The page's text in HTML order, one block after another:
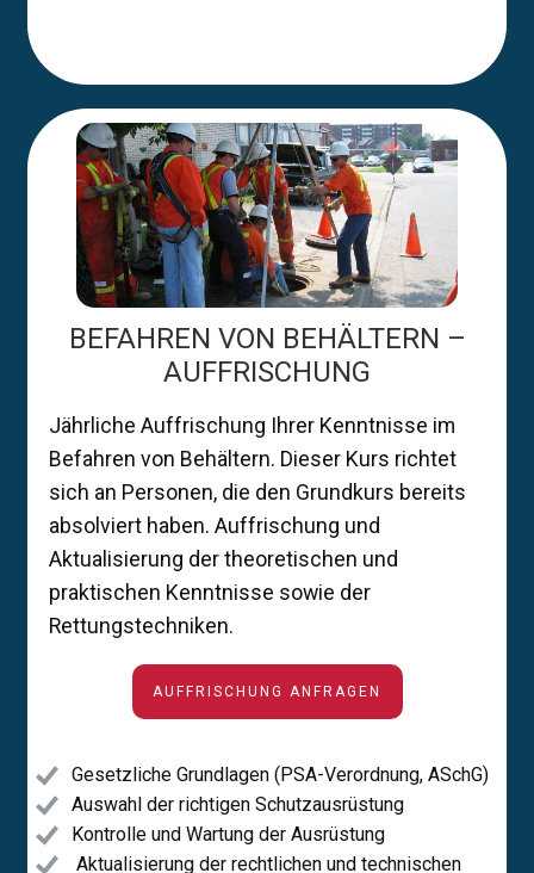
BEFAHREN VON BEHÄLTERN –
AUFFRISCHUNG
Jährliche Auffrischung Ihrer Kenntnisse im
Befahren von Behältern. Dieser Kurs richtet
sich an Personen, die den Grundkurs bereits
absolviert haben. Auffrischung und
Aktualisierung der theoretischen und
praktischen Kenntnisse sowie der
Rettungstechniken.
AUFFRISCHUNG ANFRAGEN
Gesetzliche Grundlagen (PSA-Verordnung, ASchG)
Auswahl der richtigen Schutzausrüstung
Kontrolle und Wartung der Ausrüstung
Aktualisierung der rechtlichen und technischen